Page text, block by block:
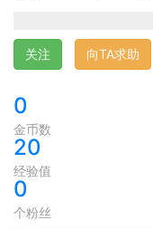
关注 向TA求助
0
金币数
20
经验值
0
个粉丝